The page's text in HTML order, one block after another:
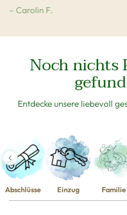
– Carolin F.
Noch nichts
Entdecke unsere liebevoll
Abschlüsse Einzug Familie